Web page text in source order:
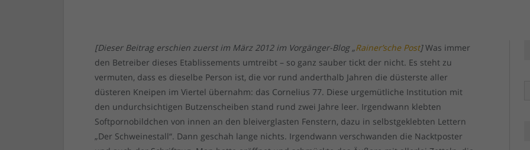
[Dieser Beitrag erschien zuerst im März 2012 im Vorgänger-Blog „Rainer’sche Post]Was immer
den Betreiber dieses Etablissements umtreibt – so ganz sauber tickt der nicht. Es steht zu
vermuten, dass es dieselbe Person ist, die vor rund anderthalb Jahren die düsterste aller
düsteren Kneipen im Viertel übernahm: das Cornelius 77. Diese urgemütliche Institution mit
den undurchsichtigen Butzenscheiben stand rund zwei Jahre leer. Irgendwann klebten
Softpornobildchen von innen an den bleiverglasten Fenstern, dazu in selbstgeklebten Lettern
„Der Schweinestall“. Dann geschah lange nichts. Irgendwann verschwanden die Nacktposter